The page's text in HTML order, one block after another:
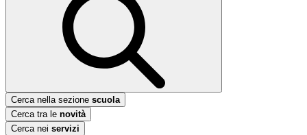
Cerca nella sezione scuola
Cerca tra le novità
Cerca nei servizi